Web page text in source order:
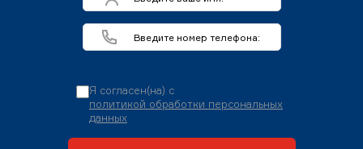
Я согласен(на) с
политикой обработки персональных
данных